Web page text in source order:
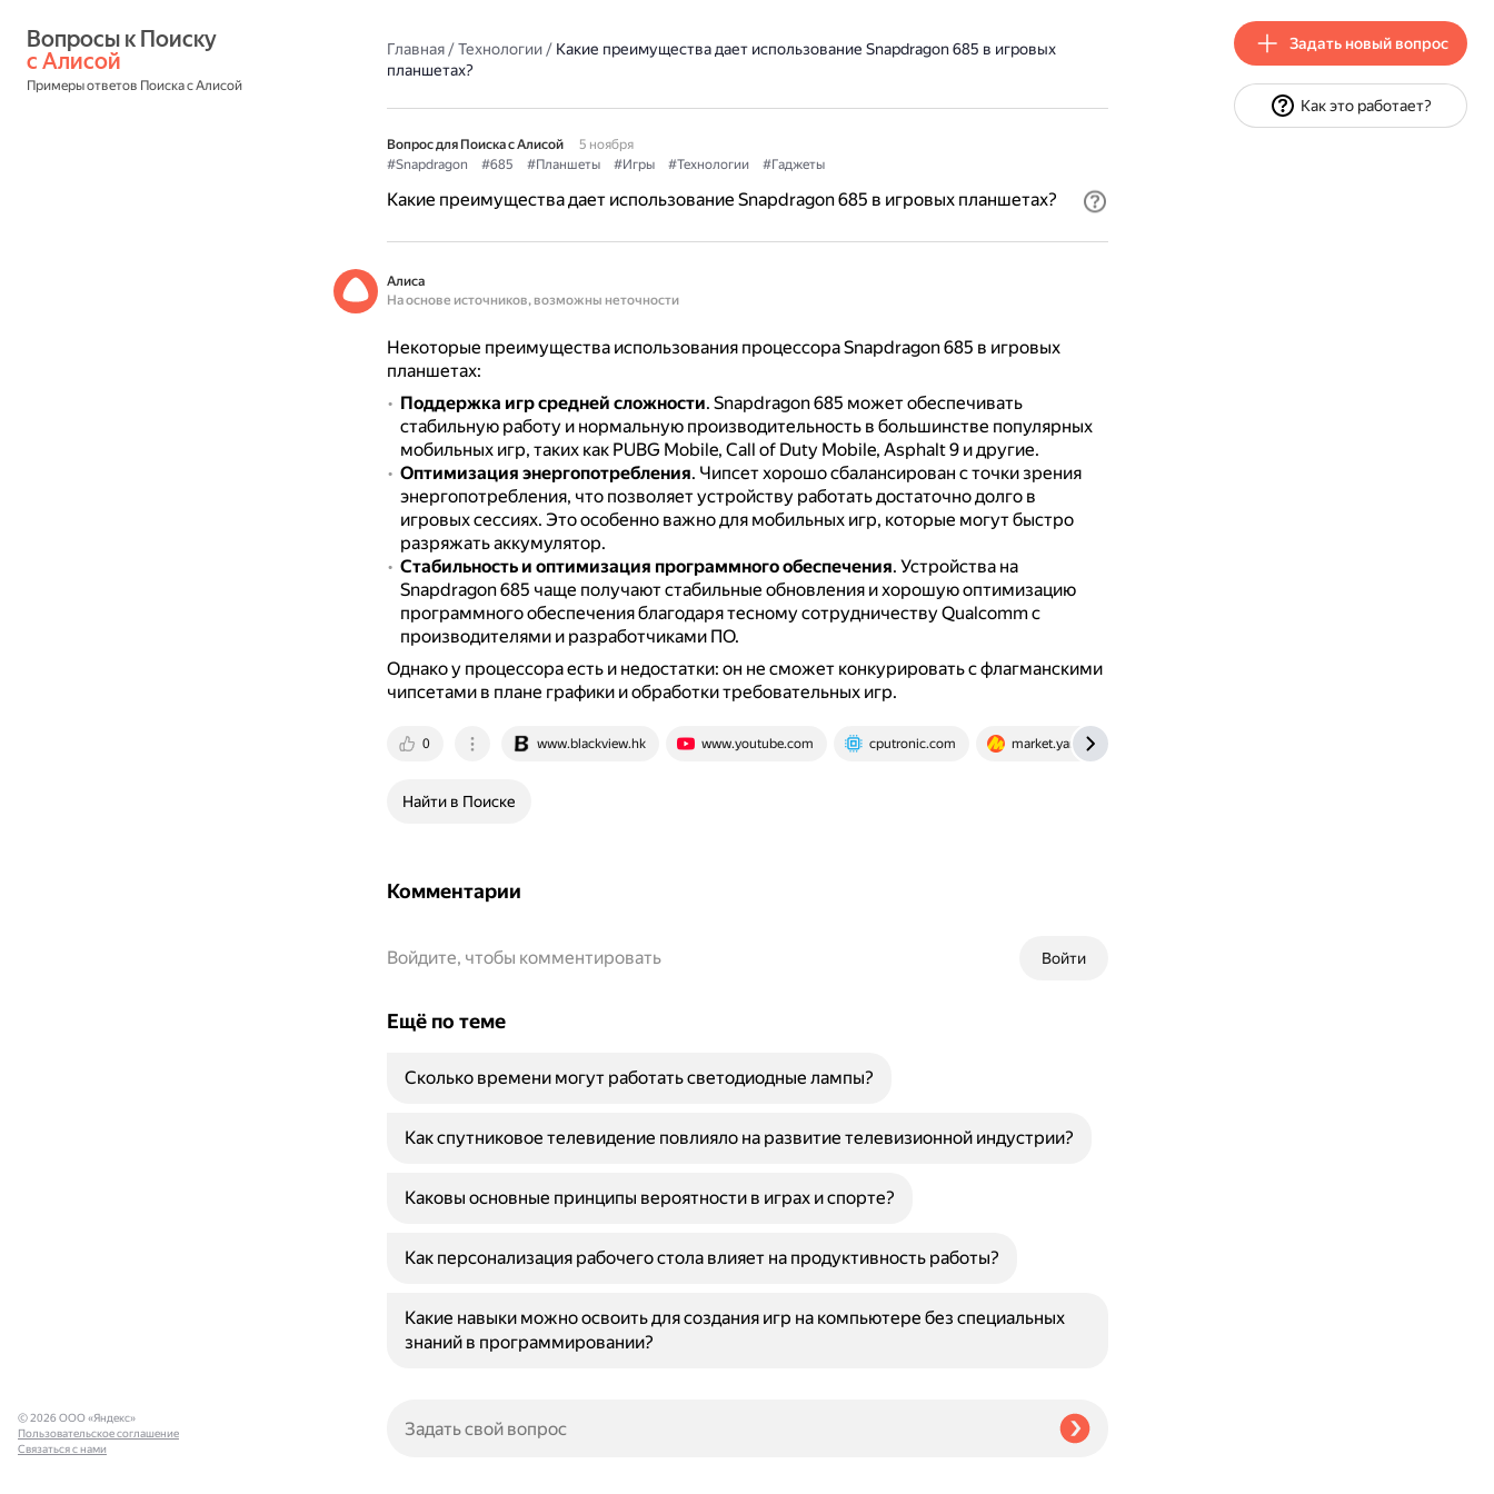
с Алисой
Примеры ответов Поиска с Алисой
Главная/Технологии/ Какие преимущества дает использование Snapdragon 685 в игровых
планшетах?
Вопрос для Поиска с Алисой
5 ноября
#Snapdragon
#685 #Планшеты #Игры #Технологии #Гаджеты
Какие преимущества дает использование Snapdragon 685 в игровых планшетах?
Алиса
На основе источников, возможны неточности
Некоторые преимущества использования процессора Snapdragon 685 в игровых
планшетах:
Поддержка игр средней сложности. Snapdragon 685 может обеспечивать
стабильную работу и нормальную производительность в большинстве популярных
мобильных игр, таких как PUBG Mobile, Call of Duty Mobile, Asphalt 9 и другие.
Оптимизация энергопотребления. Чипсет хорошо сбалансирован с точки зрения
энергопотребления, что позволяет устройству работать достаточно долго в
игровых сессиях. Это особенно важно для мобильных игр, которые могут быстро
разряжать аккумулятор.
Стабильность и оптимизация программного обеспечения. Устройства на
Snapdragon 685 чаще получают стабильные обновления и хорошую оптимизацию
программного обеспечения благодаря тесному сотрудничеству Qualcomm с
производителями и разработчиками ПО.
Однако у процессора есть и недостатки: он не сможет конкурировать с флагманскими
чипсетами в плане графики и обработки требовательных игр.
0 www.blackview.hk www.youtube.com cputronic.com market.yandex.ru
Найти в Поиске
Комментарии
Войти
Войдите, чтобы комментировать
Ещё по теме
Сколько времени могут работать светодиодные лампы?
Как спутниковое телевидение повлияло на развитие телевизионной индустрии?
Каковы основные принципы вероятности в играх и спорте?
Как персонализация рабочего стола влияет на продуктивность работы?
Какие навыки можно освоить для создания игр на компьютере без специальных
знаний в программировании?
© 2026 ООО «Яндекс»
Пользовательское соглашение
Связаться с нами
Задать новый вопрос
Как это работает?